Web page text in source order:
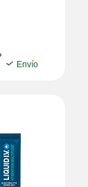
Envío